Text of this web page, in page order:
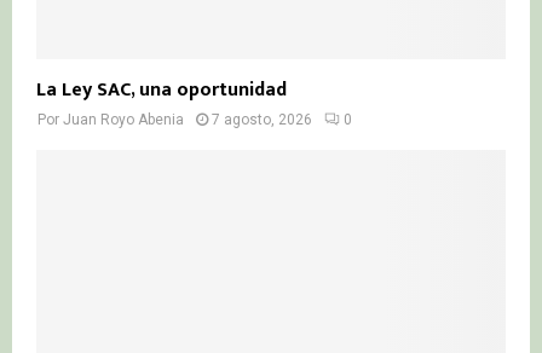
La Ley SAC, una oportunidad
Por Juan Royo Abenia 7 agosto, 2026 0